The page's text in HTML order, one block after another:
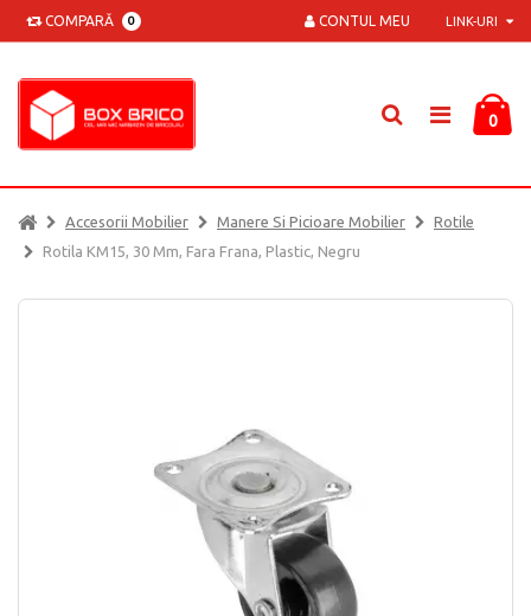
COMPARĂ 0 LINK-URI
CONTUL MEU
0
Accesorii Mobilier Manere Si Picioare Mobilier
Rotile
Rotila KM15, 30 Mm, Fara Frana, Plastic, Negru